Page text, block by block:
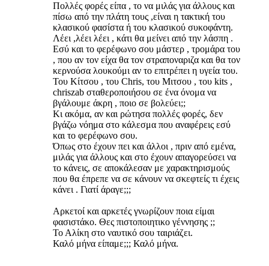
Πολλές φορές είπα , το να μιλάς για άλλους και
πίσω από την πλάτη τους ,είναι η τακτική του
κλασικού φασίστα ή του κλασικού συκοφάντη.
Λέει ,λέει λέει , κάτι θα μείνει από την λάσπη .
Εσύ και το φερέφωνο σου μάστερ , τρομάρα του
, που αν τον είχα θα τον στραποναριζα και θα τον
κερνούσα λουκούμι αν το επιτρέπει η υγεία του.
Του Κίτσου , του Chris, του Μιτσου , του kits ,
chriszab σταθεροποιήσου σε ένα όνομα να
βγάλουμε άκρη , ποιο σε βολεύει;;
Κι ακόμα, αν και ρώτησα πολλές φορές, δεν
βγάζω νόημα στο κάλεσμα που αναφέρεις εσύ
και το φερέφωνο σου.
Όπως στο έχουν πει και άλλοι , πριν από εμένα,
μιλάς για άλλους και στο έχουν απαγορεύσει να
το κάνεις, σε αποκάλεσαν με χαρακτηρισμούς
που θα έπρεπε να σε κάνουν να σκεφτείς τι έχεις
κάνει . Γιατί άραγε;;;
Αρκετοί και αρκετές γνωρίζουν ποια είμαι
φασιστάκο. Θες πιστοποιητικο γέννησης ;;
Το Αλίκη στο ναυτικό σου ταιριάζει.
Καλό μήνα είπαμε;;; Καλό μήνα.